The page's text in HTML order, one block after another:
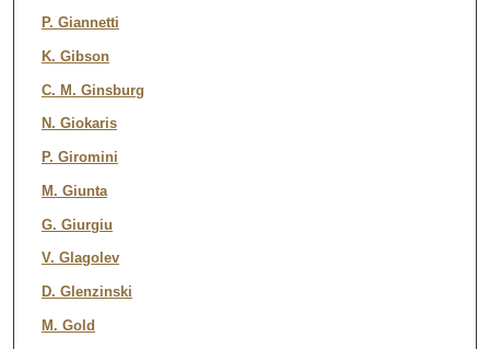
P. Giannetti
K. Gibson
C. M. Ginsburg
N. Giokaris
P. Giromini
M. Giunta
G. Giurgiu
V. Glagolev
D. Glenzinski
M. Gold